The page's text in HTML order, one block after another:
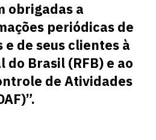
obrigadas a
periódicas de
de seus clientes à
do Brasil (RFB) e ao
de Atividades